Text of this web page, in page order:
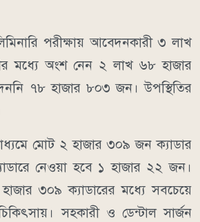
পরীক্ষায় আবেদনকারী ৩ লাখ
মধ্যে অংশ নেন ২ লাখ ৬৮ হাজার
৭৮ হাজার ৮০৩ জন। উপস্থিতির
মোট ২ হাজার ৩০৯ জন ক্যাডার
নেওয়া হবে ১ হাজার ২২ জন।
৩০৯ ক্যাডারের মধ্যে সবচেয়ে
সহকারী ও ডেন্টাল সার্জন